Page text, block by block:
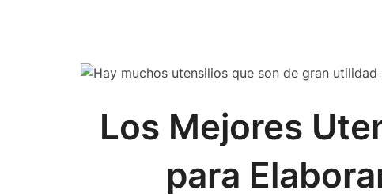
Los Mejores
para